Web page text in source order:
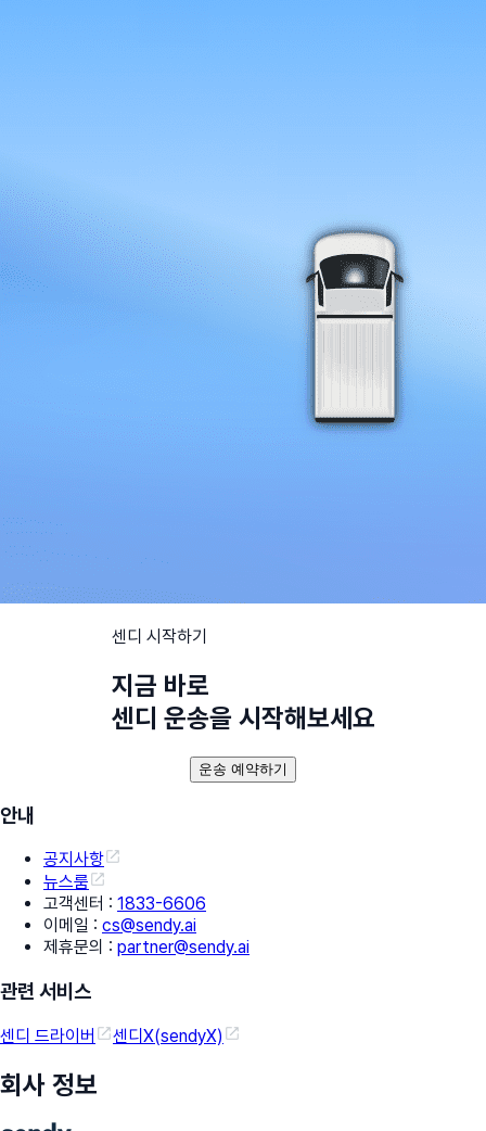
센디 시작하기
지금 바로
센디 운송을 시작해보세요
운송 예약하기
안내
공지사항
뉴스룸
고객센터 : 1833-6606
이메일 : cs@sendy.ai
제휴문의 : partner@sendy.ai
관련 서비스
센디 드라이버 센디X(sendyX)
회사 정보